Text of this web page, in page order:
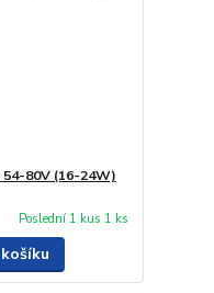
80V (16-24W)
Poslední 1 kus 1 ks